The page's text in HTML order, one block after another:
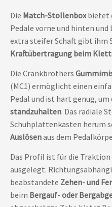
Die Match-Stollenboxbietet
Pedale vorne und hinten
extra steifer Schaft gibt ihm
Kraftübertragung beim
Die Crankbrothers
(MC1) ermöglicht einen
Pedal und ist hart genug, um
standzuhalten. Das radiale
Schuhplattenkasten herum
Auslösenaus dem
Das Profil ist für die Traktion
ausgelegt.
beabstandete Zehen- und
beim Bergauf- oder